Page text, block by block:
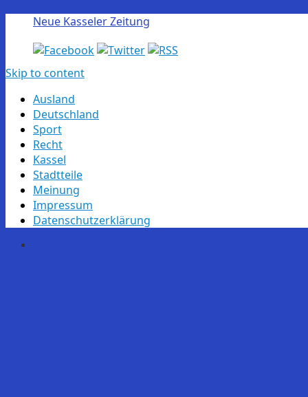
Neue Kasseler Zeitung
Skip to content
Ausland
Deutschland
Sport
Recht
Kassel
Stadtteile
Meinung
Impressum
Datenschutzerklärung